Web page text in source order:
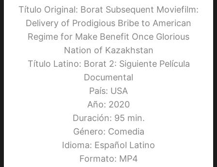
Título Original: Borat Subsequent Moviefilm:
Delivery of Prodigious Bribe to American
Regime for Make Benefit Once Glorious
Nation of Kazakhstan
Título Latino: Borat 2: Siguiente Película
Documental
País: USA
Año: 2020
Duración: 95 min.
Género: Comedia
Idioma: Español Latino
Formato: MP4